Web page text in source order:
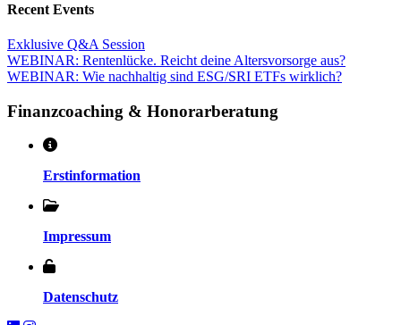
Recent Events
Exklusive Q&A Session
WEBINAR: Rentenlücke. Reicht deine Altersvorsorge aus?
WEBINAR: Wie nachhaltig sind ESG/SRI ETFs wirklich?
Finanzcoaching & Honorarberatung
Erstinformation
Impressum
Datenschutz